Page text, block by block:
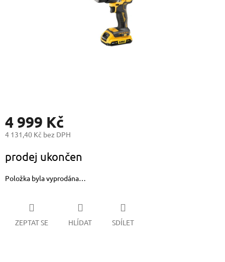
4 999 Kč
4 131,40 Kč bez DPH
cena:
prodej ukončen
Položka byla vyprodána…
ZEPTAT SE HLÍDAT SDÍLET